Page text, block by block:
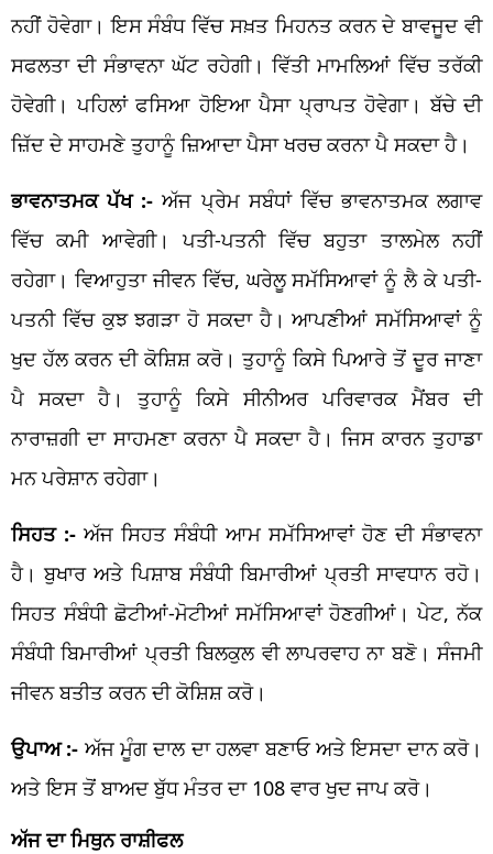
ਨਹੀਂ ਹੋਵੇਗਾ। ਇਸ ਸੰਬੰਧ ਵਿੱਚ ਸਖ਼ਤ ਮਿਹਨਤ ਕਰਨ ਦੇ ਬਾਵਜੂਦ ਵੀ
ਸਫਲਤਾ ਦੀ ਸੰਭਾਵਨਾ ਘੱਟ ਰਹੇਗੀ। ਵਿੱਤੀ ਮਾਮਲਿਆਂ ਵਿੱਚ ਤਰੱਕੀ
ਹੋਵੇਗੀ। ਪਹਿਲਾਂ ਫਸਿਆ ਹੋਇਆ ਪੈਸਾ ਪ੍ਰਾਪਤ ਹੋਵੇਗਾ। ਬੱਚੇ ਦੀ
ਜ਼ਿੱਦ ਦੇ ਸਾਹਮਣੇ ਤੁਹਾਨੂੰ ਜ਼ਿਆਦਾ ਪੈਸਾ ਖਰਚ ਕਰਨਾ ਪੈ ਸਕਦਾ ਹੈ।
ਭਾਵਨਾਤਮਕ ਪੱਖ :- ਅੱਜ ਪ੍ਰੇਮ ਸਬੰਧਾਂ ਵਿੱਚ ਭਾਵਨਾਤਮਕ ਲਗਾਵ
ਵਿੱਚ ਕਮੀ ਆਵੇਗੀ। ਪਤੀ-ਪਤਨੀ ਵਿੱਚ ਬਹੁਤਾ ਤਾਲਮੇਲ ਨਹੀਂ
ਰਹੇਗਾ। ਵਿਆਹੁਤਾ ਜੀਵਨ ਵਿੱਚ, ਘਰੇਲੂ ਸਮੱਸਿਆਵਾਂ ਨੂੰ ਲੈ ਕੇ ਪਤੀ-
ਪਤਨੀ ਵਿੱਚ ਕੁਝ ਝਗੜਾ ਹੋ ਸਕਦਾ ਹੈ। ਆਪਣੀਆਂ ਸਮੱਸਿਆਵਾਂ ਨੂੰ
ਖੁਦ ਹੱਲ ਕਰਨ ਦੀ ਕੋਸ਼ਿਸ਼ ਕਰੋ। ਤੁਹਾਨੂੰ ਕਿਸੇ ਪਿਆਰੇ ਤੋਂ ਦੂਰ ਜਾਣਾ
ਪੈ ਸਕਦਾ ਹੈ। ਤੁਹਾਨੂੰ ਕਿਸੇ ਸੀਨੀਅਰ ਪਰਿਵਾਰਕ ਮੈਂਬਰ ਦੀ
ਨਾਰਾਜ਼ਗੀ ਦਾ ਸਾਹਮਣਾ ਕਰਨਾ ਪੈ ਸਕਦਾ ਹੈ। ਜਿਸ ਕਾਰਨ ਤੁਹਾਡਾ
ਮਨ ਪਰੇਸ਼ਾਨ ਰਹੇਗਾ।
ਸਿਹਤ :- ਅੱਜ ਸਿਹਤ ਸੰਬੰਧੀ ਆਮ ਸਮੱਸਿਆਵਾਂ ਹੋਣ ਦੀ ਸੰਭਾਵਨਾ
ਹੈ। ਬੁਖਾਰ ਅਤੇ ਪਿਸ਼ਾਬ ਸੰਬੰਧੀ ਬਿਮਾਰੀਆਂ ਪ੍ਰਤੀ ਸਾਵਧਾਨ ਰਹੋ।
ਸਿਹਤ ਸੰਬੰਧੀ ਛੋਟੀਆਂ-ਮੋਟੀਆਂ ਸਮੱਸਿਆਵਾਂ ਹੋਣਗੀਆਂ। ਪੇਟ, ਨੱਕ
ਸੰਬੰਧੀ ਬਿਮਾਰੀਆਂ ਪ੍ਰਤੀ ਬਿਲਕੁਲ ਵੀ ਲਾਪਰਵਾਹ ਨਾ ਬਣੋ। ਸੰਜਮੀ
ਜੀਵਨ ਬਤੀਤ ਕਰਨ ਦੀ ਕੋਸ਼ਿਸ਼ ਕਰੋ।
ਉਪਾਅ :- ਅੱਜ ਮੂੰਗ ਦਾਲ ਦਾ ਹਲਵਾ ਬਣਾਓ ਅਤੇ ਇਸਦਾ ਦਾਨ ਕਰੋ।
ਅਤੇ ਇਸ ਤੋਂ ਬਾਅਦ ਬੁੱਧ ਮੰਤਰ ਦਾ 108 ਵਾਰ ਖੁਦ ਜਾਪ ਕਰੋ।
ਅੱਜ ਦਾ ਮਿਥੁਨ ਰਾਸ਼ੀਫਲ